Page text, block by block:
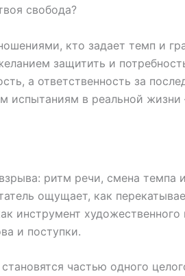
свобода?
кто задает темп и
защитить и
а ответственность за
испытаниям в реальной
ритм речи, смена
ощущает, как
инструмент
и поступки.
частью одного